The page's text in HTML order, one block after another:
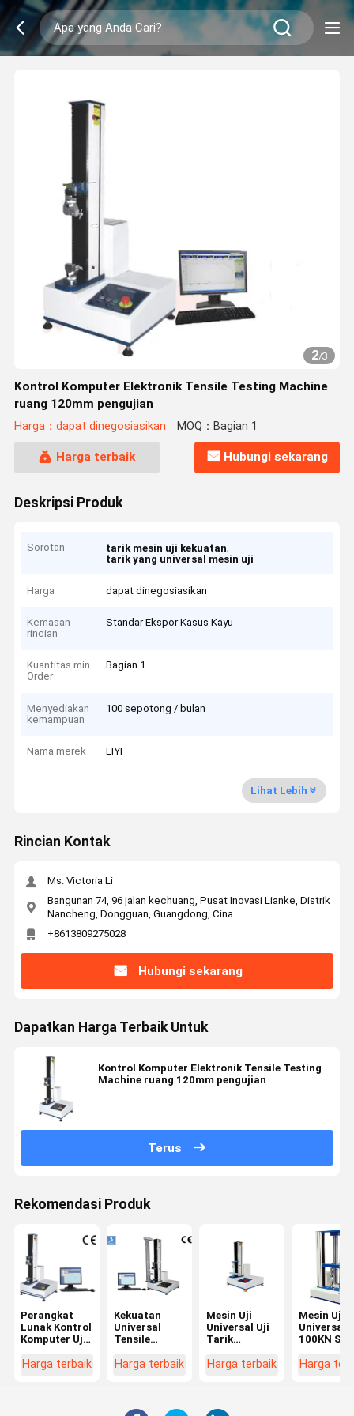
2/3
Kontrol Komputer Elektronik Tensile Testing Machine
ruang 120mm pengujian
Harga：dapat dinegosiasikan MOQ：Bagian 1
Harga terbaik Hubungi sekarang
Deskripsi Produk
Sorotan tarik mesin uji kekuatan,
tarik yang universal mesin uji
Harga dapat dinegosiasikan
Kemasan
rincian
Standar Ekspor Kasus Kayu
Kuantitas min
Order
Bagian 1
Menyediakan
kemampuan
100 sepotong / bulan
Nama merek LIYI
Lihat Lebih
Rincian Kontak
Ms. Victoria Li
Bangunan 74, 96 jalan kechuang, Pusat Inovasi Lianke, Distrik
Nancheng, Dongguan, Guangdong, Cina.
+8613809275028
Hubungi sekarang
Dapatkan Harga Terbaik Untuk
Kontrol Komputer Elektronik Tensile Testing
Machine ruang 120mm pengujian
Terus
Rekomendasi Produk
Perangkat
Lunak Kontrol
Komputer Uji
Harga terbaik
Kekuatan
Universal
Tensile
Machine
Harga terbaik
Mesin Uji
Universal Uji
Tarik
0,5 ~
Harga terbaik
Mesin Uji
Universal
100KN
kekuatan
Harga